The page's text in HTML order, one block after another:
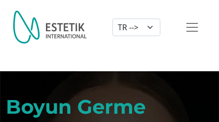
Dil Seçimi
Boyun Germe